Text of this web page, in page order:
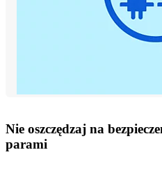
Nie oszczędzaj na
parami